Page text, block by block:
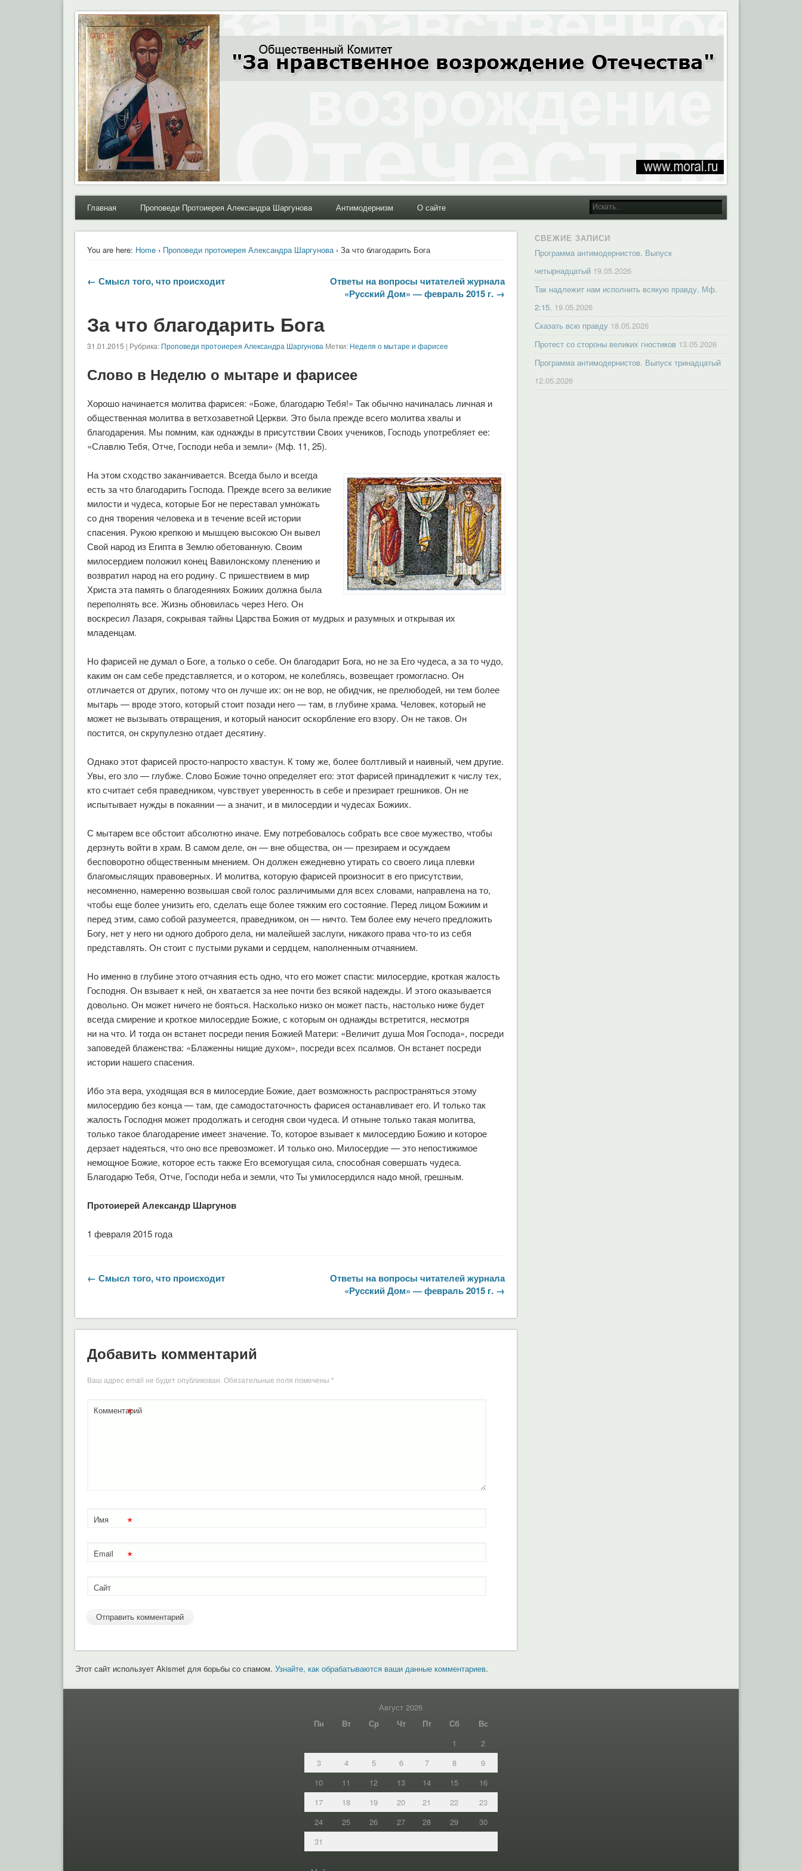
Moral.Ru
Общественный Комитет "За нравственное возрождение Отечества"
Главная Проповеди Протоиерея Александра Шаргунова Антимодернизм О сайте
You are here: Home› Проповеди протоиерея Александра Шаргунова› За что благодарить Бога
← Смысл того, что происходит
Ответы на вопросы читателей журнала
«Русский Дом» — февраль 2015 г. →
За что благодарить Бога
31.01.2015 | Рубрика: Проповеди протоиерея Александра Шаргунова Метки: Неделя о мытаре и фарисее
Слово в Неделю о мытаре и фарисее
Хорошо начинается молитва фарисея: «Боже, благодарю Тебя!» Так обычно начиналась личная и
общественная молитва в ветхозаветной Церкви. Это была прежде всего молитва хвалы и
благодарения. Мы помним, как однажды в присутствии Своих учеников, Господь употребляет ее:
«Славлю Тебя, Отче, Господи неба и земли» (Мф. 11, 25).
На этом сходство заканчивается. Всегда было и всегда
есть за что благодарить Господа. Прежде всего за великие
милости и чудеса, которые Бог не переставал умножать
со дня творения человека и в течение всей истории
спасения. Рукою крепкою и мышцею высокою Он вывел
Свой народ из Египта в Землю обетованную. Своим
милосердием положил конец Вавилонскому пленению и
возвратил народ на его родину. С пришествием в мир
Христа эта память о благодеяниях Божиих должна была
переполнять все. Жизнь обновилась через Него. Он
воскресил Лазаря, сокрывая тайны Царства Божия от мудрых и разумных и открывая их
младенцам.
Но фарисей не думал о Боге, а только о себе. Он благодарит Бога, но не за Его чудеса, а за то чудо,
каким он сам себе представляется, и о котором, не колеблясь, возвещает громогласно. Он
отличается от других, потому что он лучше их: он не вор, не обидчик, не прелюбодей, ни тем более
мытарь — вроде этого, который стоит позади него — там, в глубине храма. Человек, который не
может не вызывать отвращения, и который наносит оскорбление его взору. Он не таков. Он
постится, он скрупулезно отдает десятину.
Однако этот фарисей просто-напросто хвастун. К тому же, более болтливый и наивный, чем другие.
Увы, его зло — глубже. Слово Божие точно определяет его: этот фарисей принадлежит к числу тех,
кто считает себя праведником, чувствует уверенность в себе и презирает грешников. Он не
испытывает нужды в покаянии — а значит, и в милосердии и чудесах Божиих.
С мытарем все обстоит абсолютно иначе. Ему потребовалось собрать все свое мужество, чтобы
дерзнуть войти в храм. В самом деле, он — вне общества, он — презираем и осуждаем
бесповоротно общественным мнением. Он должен ежедневно утирать со своего лица плевки
благомыслящих правоверных. И молитва, которую фарисей произносит в его присутствии,
несомненно, намеренно возвышая свой голос различимыми для всех словами, направлена на то,
чтобы еще более унизить его, сделать еще более тяжким его состояние. Перед лицом Божиим и
перед этим, само собой разумеется, праведником, он — ничто. Тем более ему нечего предложить
Богу, нет у него ни одного доброго дела, ни малейшей заслуги, никакого права что-то из себя
представлять. Он стоит с пустыми руками и сердцем, наполненным отчаянием.
Но именно в глубине этого отчаяния есть одно, что его может спасти: милосердие, кроткая жалость
Господня. Он взывает к ней, он хватается за нее почти без всякой надежды. И этого оказывается
довольно. Он может ничего не бояться. Насколько низко он может пасть, настолько ниже будет
всегда смирение и кроткое милосердие Божие, с которым он однажды встретится, несмотря
ни на что. И тогда он встанет посреди пения Божией Матери: «Величит душа Моя Господа», посреди
заповедей блаженства: «Блаженны нищие духом», посреди всех псалмов. Он встанет посреди
истории нашего спасения.
Ибо эта вера, уходящая вся в милосердие Божие, дает возможность распространяться этому
милосердию без конца — там, где самодостаточность фарисея останавливает его. И только так
жалость Господня может продолжать и сегодня свои чудеса. И отныне только такая молитва,
только такое благодарение имеет значение. То, которое взывает к милосердию Божию и которое
дерзает надеяться, что оно все превозможет. И только оно. Милосердие — это непостижимое
немощное Божие, которое есть также Его всемогущая сила, способная совершать чудеса.
Благодарю Тебя, Отче, Господи неба и земли, что Ты умилосердился надо мной, грешным.
Протоиерей Александр Шаргунов
1 февраля 2015 года
← Смысл того, что происходит
Ответы на вопросы читателей журнала
«Русский Дом» — февраль 2015 г. →
Добавить комментарий
Ваш адрес email не будет опубликован. Обязательные поля помечены *
Комментарий
*
Имя *
Email *
Сайт
Этот сайт использует Akismet для борьбы со спамом. Узнайте, как обрабатываются ваши данные комментариев.
СВЕЖИЕ ЗАПИСИ
Программа антимодернистов. Выпуск
четырнадцатый 19.05.2026
Так надлежит нам исполнить всякую правду. Мф.
2:15. 19.05.2026
Сказать всю правду 18.05.2026
Протест со стороны великих гностиков 13.05.2026
Программа антимодернистов. Выпуск тринадцатый
12.05.2026
Август 2026
Пн
Вт Ср Чт Пт Сб
Вс
1
2
3
4 5 6 7 8
9
10
11 12 13 14 15
16
17
18 19 20 21 22
23
24
25 26 27 28 29
30
31